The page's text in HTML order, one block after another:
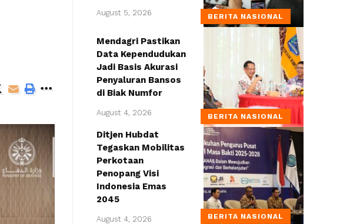
BERITA NASIONAL
August 5, 2026
BERITA NASIONAL
Mendagri Pastikan
Data Kependudukan
Jadi Basis Akurasi
Penyaluran Bansos
di Biak Numfor
August 4, 2026
BERITA NASIONAL
Ditjen Hubdat
Tegaskan Mobilitas
Perkotaan
Penopang Visi
Indonesia Emas
2045
August 4, 2026